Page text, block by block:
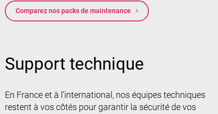
Comparez nos packs de maintenance
Support technique
En France et à l’international, nos équipes techniques
restent à vos côtés pour garantir la sécurité de vos